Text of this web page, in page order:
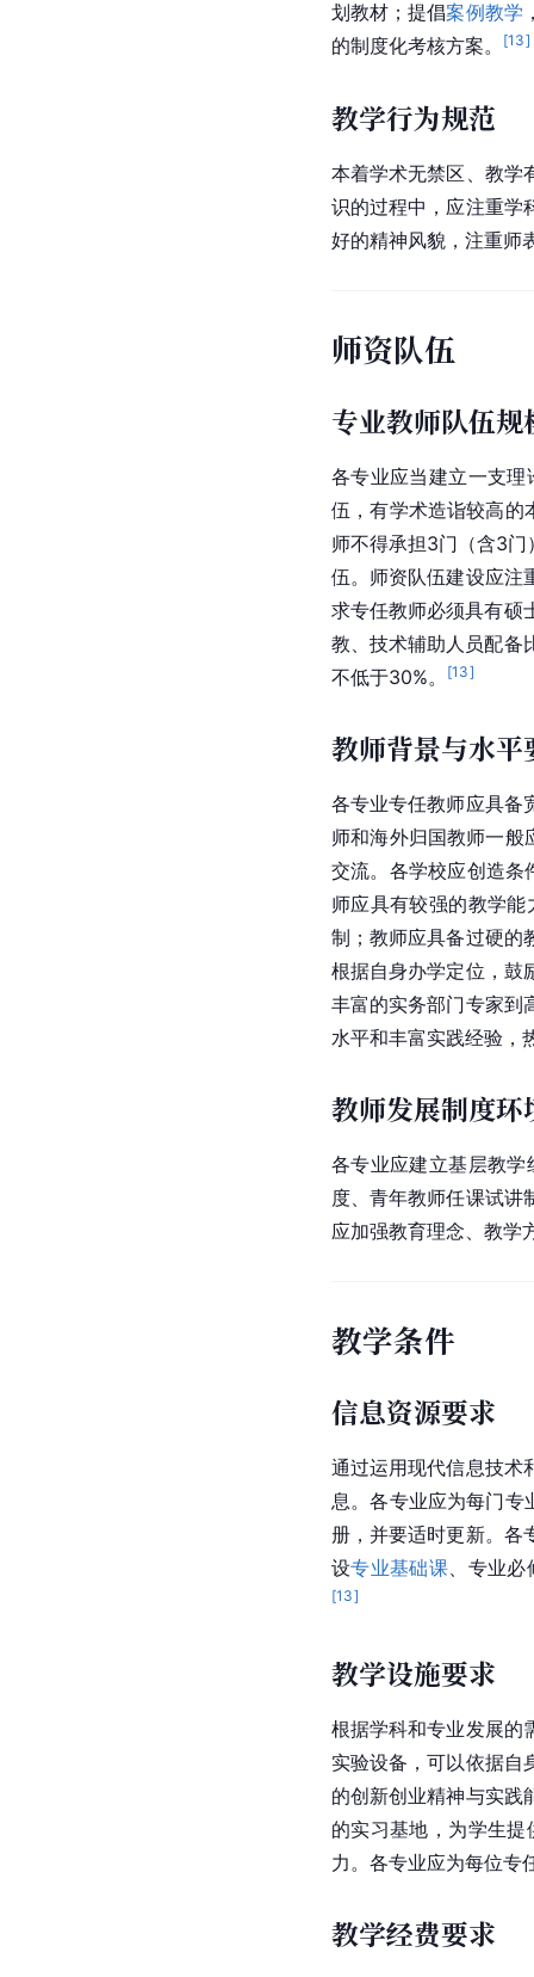
划教材；提倡案例教学
的制度化考核方案。
[13]
教学行为规范
本着学术无禁区、教学
识的过程中，应注重学
好的精神风貌，注重师
师资队伍
专业教师队伍规
各专业应当建立一支
伍，有学术造诣较高的
师不得承担3门（含3
伍。师资队伍建设应注
求专任教师必须具有硕
教、技术辅助人员配备
不低于30%。
[13]
教师背景与水平
各专业专任教师应具备
师和海外归国教师一般
交流。各学校应创造条
师应具有较强的教学
制；教师应具备过硬的
根据自身办学定位，鼓
丰富的实务部门专家到
水平和丰富实践经验，
教师发展制度环
各专业应建立基层教
度、青年教师任课试讲
应加强教育理念、教学
教学条件
信息资源要求
通过运用现代信息技术
息。各专业应为每门专
册，并要适时更新。各
设专业基础课、专业必
[13]
教学设施要求
根据学科和专业发展的
实验设备，可以依据自
的创新创业精神与实践
的实习基地，为学生
力。各专业应为每位专
教学经费要求